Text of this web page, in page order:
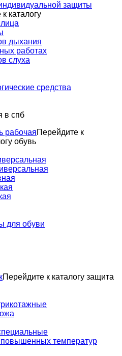
защиты
каталогу
дыхания
работах
слуха
средства
рабочаяПерейдите к
обувь
для обуви
Перейдите к каталогу защита
температур